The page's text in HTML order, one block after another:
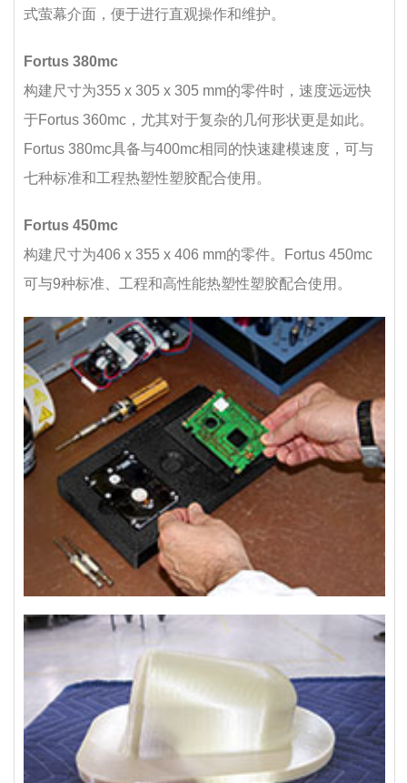
式萤幕介面，便于进行直观操作和维护。
Fortus 380mc
构建尺寸为355 x 305 x 305 mm的零件时，速度远远快
于Fortus 360mc，尤其对于复杂的几何形状更是如此。
Fortus 380mc具备与400mc相同的快速建模速度，可与
七种标准和工程热塑性塑胶配合使用。
Fortus 450mc
构建尺寸为406 x 355 x 406 mm的零件。Fortus 450mc
可与9种标准、工程和高性能热塑性塑胶配合使用。